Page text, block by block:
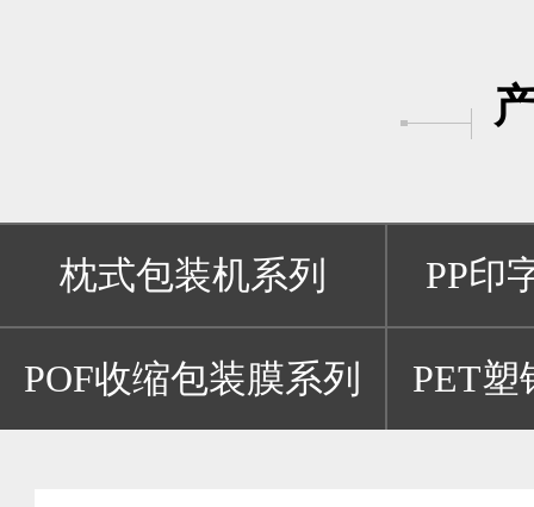
枕式包装机系列 PP印
POF收缩包装膜系列 PET